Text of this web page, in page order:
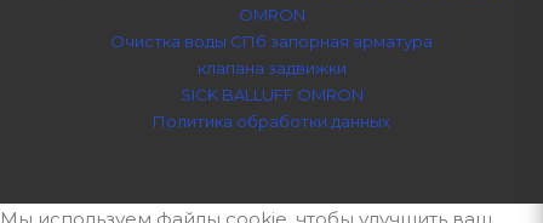
OMRON
Очистка воды СПб запорная арматура
клапана задвижки
SICK BALLUFF OMRON
Политика обработки данных